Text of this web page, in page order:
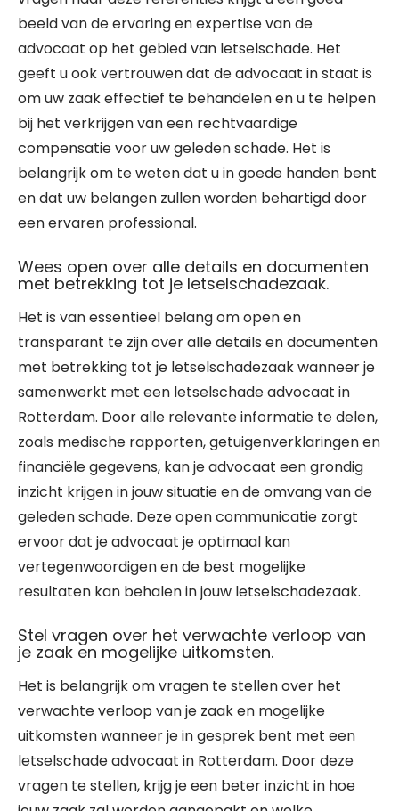
beeld van de ervaring en expertise van de
advocaat op het gebied van letselschade. Het
geeft u ook vertrouwen dat de advocaat in staat is
om uw zaak effectief te behandelen en u te helpen
bij het verkrijgen van een rechtvaardige
compensatie voor uw geleden schade. Het is
belangrijk om te weten dat u in goede handen bent
en dat uw belangen zullen worden behartigd door
een ervaren professional.
Wees open over alle details en documenten
met betrekking tot je letselschadezaak.
Het is van essentieel belang om open en
transparant te zijn over alle details en documenten
met betrekking tot je letselschadezaak wanneer je
samenwerkt met een letselschade advocaat in
Rotterdam. Door alle relevante informatie te delen,
zoals medische rapporten, getuigenverklaringen en
financiële gegevens, kan je advocaat een grondig
inzicht krijgen in jouw situatie en de omvang van de
geleden schade. Deze open communicatie zorgt
ervoor dat je advocaat je optimaal kan
vertegenwoordigen en de best mogelijke
resultaten kan behalen in jouw letselschadezaak.
Stel vragen over het verwachte verloop van
je zaak en mogelijke uitkomsten.
Het is belangrijk om vragen te stellen over het
verwachte verloop van je zaak en mogelijke
uitkomsten wanneer je in gesprek bent met een
letselschade advocaat in Rotterdam. Door deze
vragen te stellen, krijg je een beter inzicht in hoe